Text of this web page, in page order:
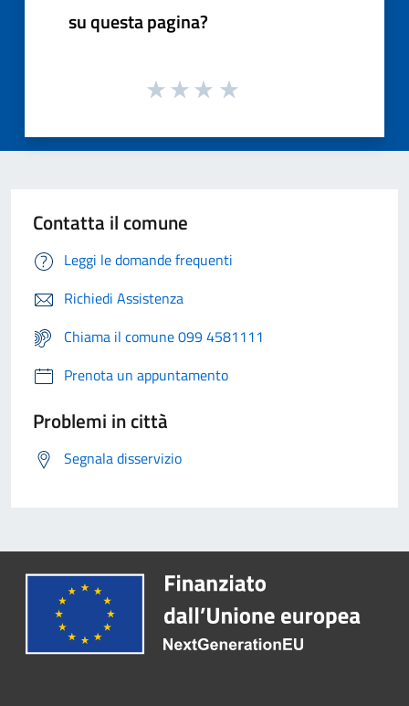
su questa pagina?
Contatta il comune
Leggi le domande frequenti
Richiedi Assistenza
Chiama il comune 099 4581111
Prenota un appuntamento
Problemi in città
Segnala disservizio